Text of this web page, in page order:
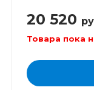
20 520
Товара пока